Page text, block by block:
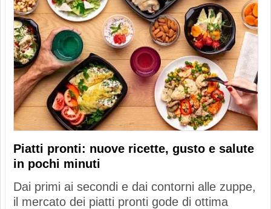
Piatti pronti: nuove ricette, gusto e salute
in pochi minuti
Dai primi ai secondi e dai contorni alle zuppe,
il mercato dei piatti pronti gode di ottima